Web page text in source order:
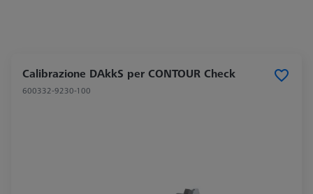
Calibrazione DAkkS per CONTOUR Check
600332-9230-100